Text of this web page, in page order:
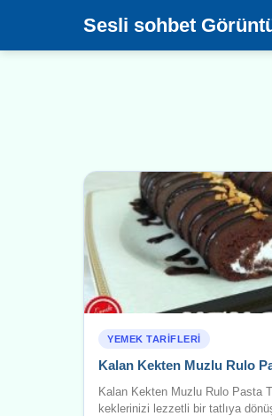
Sesli sohbet
YEMEK TARIFLERI
Kalan Kekten Muzlu Rulo
Kalan Kekten Muzlu Rulo Pasta
keklerinizi lezzetli bir tatlıya